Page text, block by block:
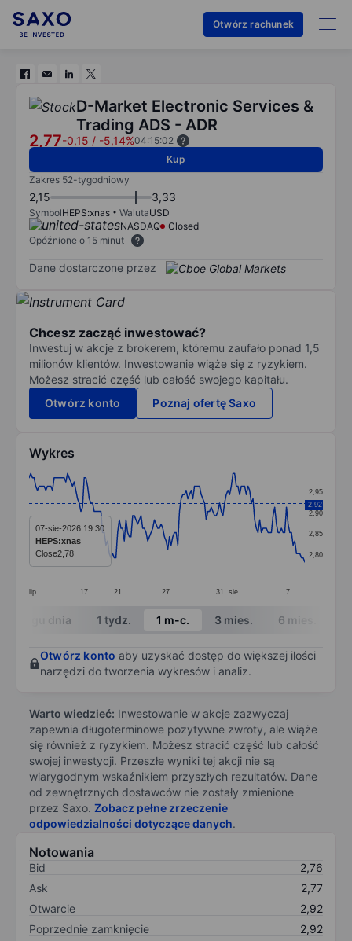
Otwórz rachunek
D-Market Electronic Services &
Trading ADS - ADR
2,77-0,15 / -5,14%04:15:02
Kup
Zakres 52-tygodniowy
2,15 3,33
SymbolHEPS:xnas WalutaUSD
NASDAQ
Closed
Opóźnione o 15 minut
Dane dostarczone przez
Chcesz zacząć inwestować?
Inwestuj w akcje z brokerem, któremu zaufało ponad 1,5
milionów klientów. Inwestowanie wiąże się z ryzykiem.
Możesz stracić część lub całość swojego kapitału.
Otwórz konto
Poznaj ofertę Saxo
Wykres
Line chart with 166 data points.
The chart has 1 X axis displaying categories.
The chart has 1 Y axis displaying values. Data
lip 17 21 27 31 sie 7
2,80
2,85
2,90
2,95
2,92
07-sie-2026 19:30
HEPS:xnas
Close2,78
End of interactive chart.
W ciągu dnia 1 tydz. 1 m-c. 3 mies. 6 mies.
Otwórz konto aby uzyskać dostęp do większej ilości
narzędzi do tworzenia wykresów i analiz.
Warto wiedzieć: Inwestowanie w akcje zazwyczaj
zapewnia długoterminowe pozytywne zwroty, ale wiąże
się również z ryzykiem. Możesz stracić część lub całość
swojej inwestycji. Przeszłe wyniki tej akcji nie są
wiarygodnym wskaźnikiem przyszłych rezultatów. Dane
od zewnętrznych dostawców nie zostały zmienione
przez Saxo. Zobacz pełne zrzeczenie
odpowiedzialności dotyczące danych.
Notowania
Bid
2,76
Ask
2,77
Otwarcie
2,92
Poprzednie zamknięcie
2,92